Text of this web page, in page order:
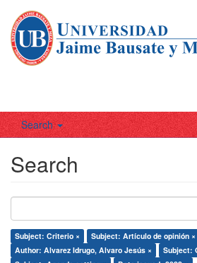
Search
Search
Subject: Criterio ×
Subject: Artículo de opinión ×
Author: Alvarez Idrugo, Alvaro Jesús ×
Subject: